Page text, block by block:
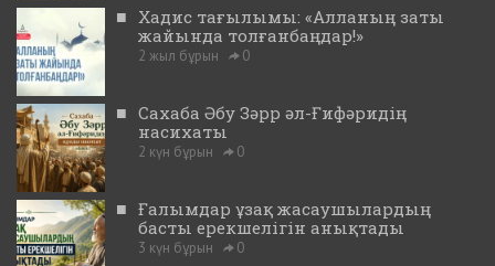
■ Хадис тағылымы: «Алланың заты
жайында толғанбаңдар!»
2 жыл бұрын 0
■ Сахаба Әбу Зәрр әл-Ғифәридің
насихаты
2 күн бұрын 0
■ Ғалымдар ұзақ жасаушылардың
басты ерекшелігін анықтады
3 күн бұрын 0